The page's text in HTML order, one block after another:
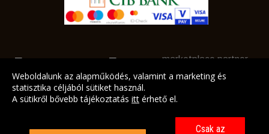
marketplace partner
Weboldalunk az alapműködés, valamint a marketing és
statisztika céljából sütiket használ.
A sütikről bővebb tájékoztatás itt érhető el.
Csak az